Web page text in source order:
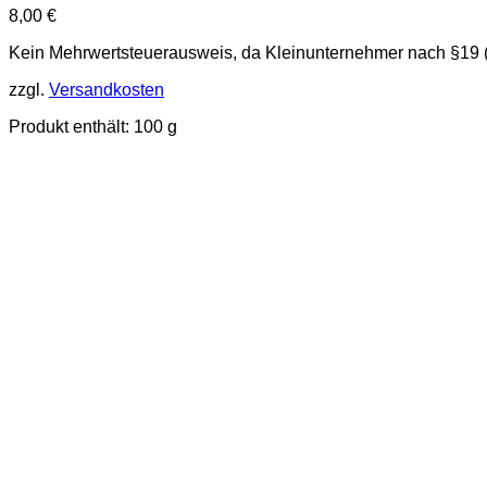
8,00 €
Kein Mehrwertsteuerausweis, da Kleinunternehmer nach §19
zzgl. Versandkosten
Produkt enthält: 100 g